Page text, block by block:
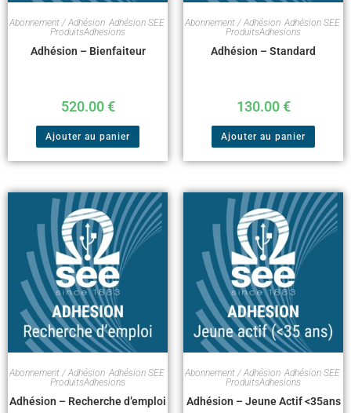
Abonnement / Adhésion Adhésion SEE
ProduitsAdhesions
Adhésion – Bienfaiteur
520.00€
Ajouter au panier
Abonnement / Adhésion Adhésion SEE
ProduitsAdhesions
Adhésion – Standard
130.00€
Ajouter au panier
Abonnement / Adhésion Adhésion SEE
ProduitsAdhesions
Adhésion – Recherche d’emploi
Abonnement / Adhésion Adhésion SEE
ProduitsAdhesions
Adhésion – Jeune Actif <35ans